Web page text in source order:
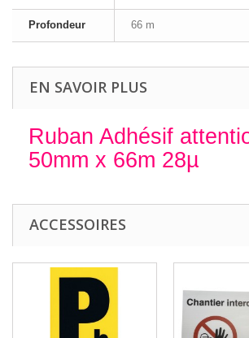
Profondeur 66 m
EN SAVOIR PLUS
Ruban Adhésif
50mm x 66m 28µ
ACCESSOIRES